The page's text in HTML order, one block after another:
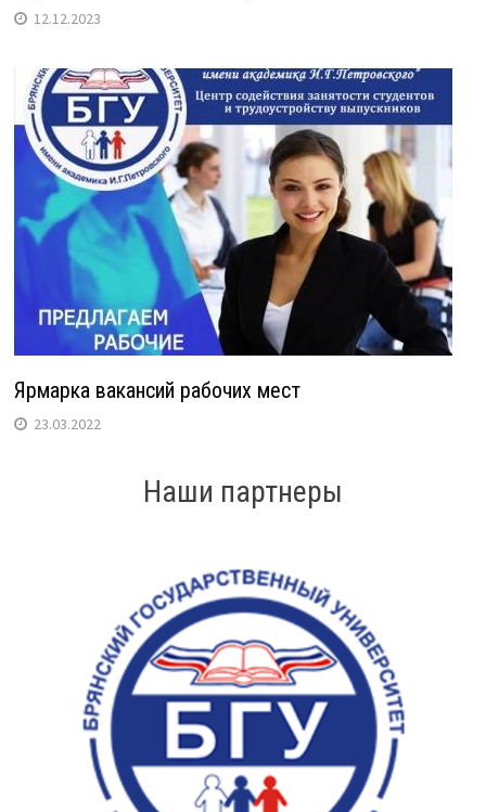
12.12.2023
Ярмарка вакансий рабочих мест
23.03.2022
Наши партнеры